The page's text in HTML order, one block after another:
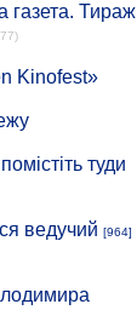
газета. Тираж
Kinofest»
туди
ведучий [964]